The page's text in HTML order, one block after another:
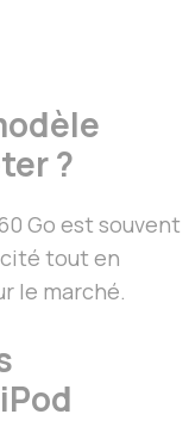
?
Go est souvent
tout en
le marché.